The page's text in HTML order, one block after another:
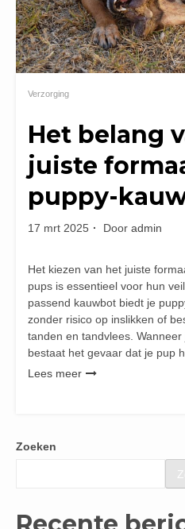
Verzorging
Het belang
juiste
puppy-
17 mrt 2025 Door admin
Het kiezen van het juiste
pups is essentieel voor hun
passend kauwbot biedt je
zonder risico op inslikken of
tanden en tandvlees. Wanneer
bestaat het gevaar dat je pup
Lees meer
Zoeken